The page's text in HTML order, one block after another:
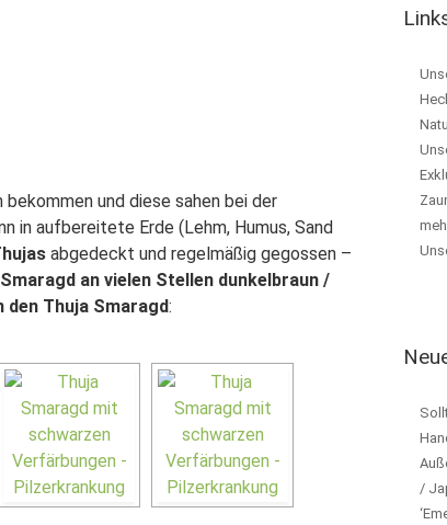
bekommen und diese sahen bei der
in aufbereitete Erde (Lehm, Humus, Sand
abgedeckt und regelmäßig gegossen –
an vielen Stellen dunkelbraun /
den Thuja Smaragd:
/